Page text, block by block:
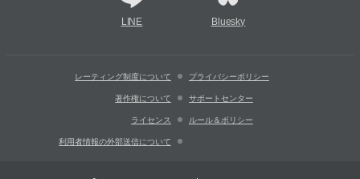
LINE Bluesky
レーティング制度について プライバシーポリシー
著作権について サポートセンター
ライセンス ルール＆ポリシー
利用者情報の外部送信について